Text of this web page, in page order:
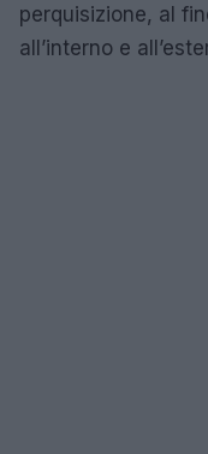
perquisizione, al
all’interno e